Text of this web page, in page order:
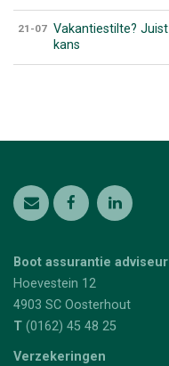
21-07 Vakantiestilte?
kans
Boot assurantie
Hoevestein 12
4903 SC Oosterhout
T (0162) 45 48 25
Verzekeringen